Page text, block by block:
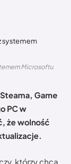
Microsoftu
Game
PC w
że wolność
którzy chcą